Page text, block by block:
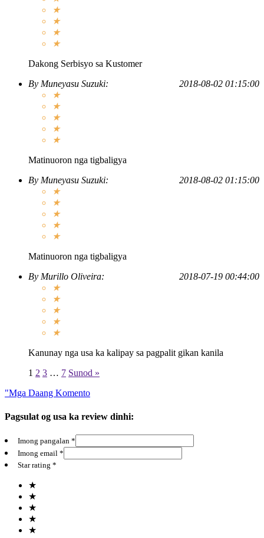
★
★
★
★
Dakong Serbisyo sa Kustomer
2018-08-02 01:15:00
By Muneyasu Suzuki:
★
★
★
★
★
Matinuoron nga tigbaligya
2018-08-02 01:15:00
By Muneyasu Suzuki:
★
★
★
★
★
Matinuoron nga tigbaligya
2018-07-19 00:44:00
By Murillo Oliveira:
★
★
★
★
★
Kanunay nga usa ka kalipay sa pagpalit gikan kanila
1 2 3 … 7 Sunod »
"Mga Daang Komento
Pagsulat og usa ka review dinhi:
Imong pangalan *
Imong email *
Star rating *
★
★
★
★
★